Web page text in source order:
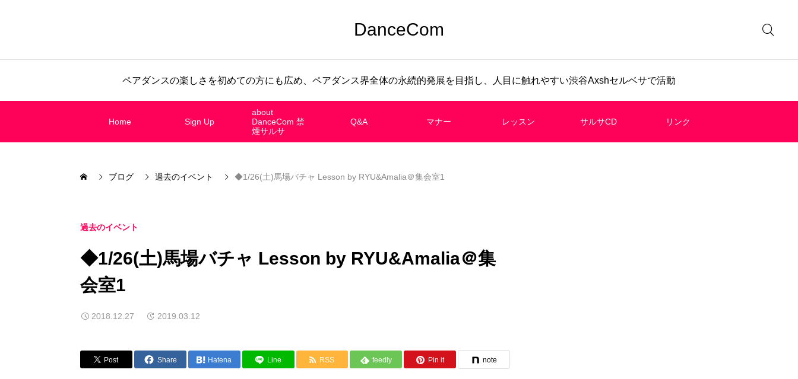
DanceCom
ペアダンスの楽しさを初めての方にも広め、ペアダンス界全体の永続的発展を目指し、人目に触れやすい渋谷Axshセルベサで活動
Home Sign Up
about
DanceCom 禁
煙サルサ
Q&A マナー レッスン サルサCD リンク
ブログ 過去のイベント ◆1/26(土)馬場バチャ Lesson by RYU&Amalia＠集会室1
過去のイベント
◆1/26(土)馬場バチャ Lesson by RYU&Amalia＠集
会室1
2018.12.27 2019.03.12
Post Share Hatena Line RSS feedly Pin it note